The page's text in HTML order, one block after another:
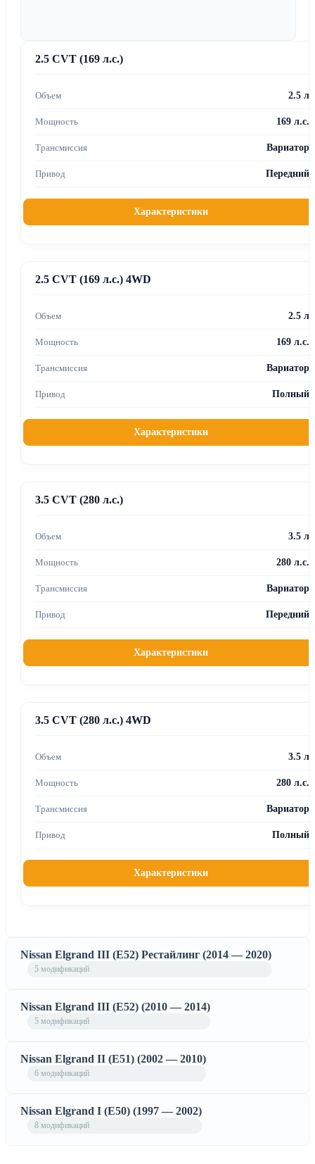
2.5 CVT (169 л.с.)
2.5 л
169 л.с.
Вариатор
Передний
Характеристики
2.5 CVT (169 л.с.) 4WD
2.5 л
169 л.с.
Вариатор
Полный
Характеристики
3.5 CVT (280 л.с.)
3.5 л
280 л.с.
Вариатор
Передний
Характеристики
3.5 CVT (280 л.с.) 4WD
3.5 л
280 л.с.
Вариатор
Полный
Характеристики
Nissan Elgrand III (E52) Рестайлинг (2014 — 2020)
5 модификаций
Nissan Elgrand III (E52) (2010 — 2014)
5 модификаций
Nissan Elgrand II (E51) (2002 — 2010)
6 модификаций
Nissan Elgrand I (E50) (1997 — 2002)
8 модификаций